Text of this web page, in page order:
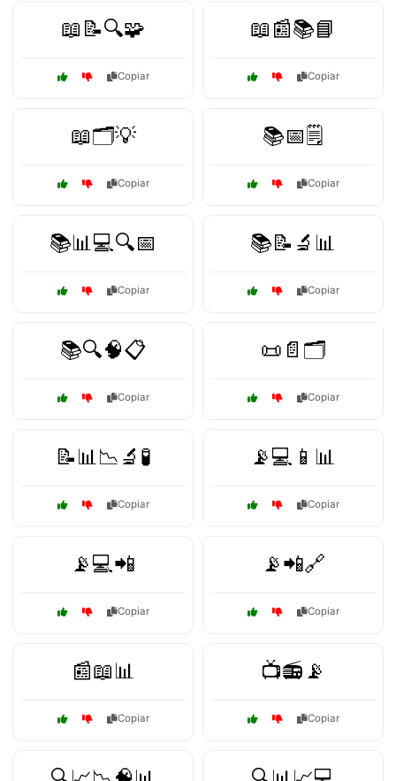
📖📝🔍🧩
Copiar
📖📰📚📘
Copiar
📖🗂️💡
Copiar
📚📅🗒️
Copiar
📚📊💻🔍📅
Copiar
📚📝🔬📊
Copiar
📚🔍🧠📋
Copiar
📜📄🗂️
Copiar
📝📊📉🔬🧪
Copiar
📡💻📱📊
Copiar
📡💻📲
Copiar
📡📲🔗
Copiar
📰📖📊
Copiar
📺📻📡
Copiar